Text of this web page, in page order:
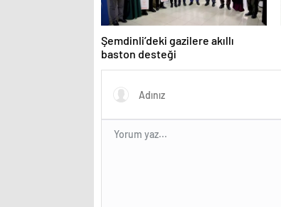
Şemdinli’deki gazilere akıllı
baston desteği